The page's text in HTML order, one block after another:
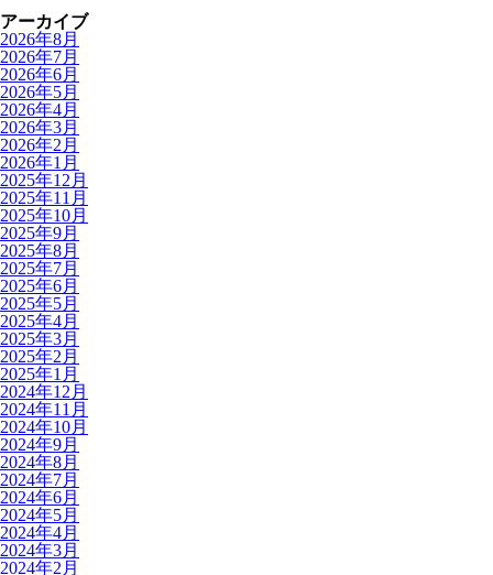
アーカイブ
2026年8月
2026年7月
2026年6月
2026年5月
2026年4月
2026年3月
2026年2月
2026年1月
2025年12月
2025年11月
2025年10月
2025年9月
2025年8月
2025年7月
2025年6月
2025年5月
2025年4月
2025年3月
2025年2月
2025年1月
2024年12月
2024年11月
2024年10月
2024年9月
2024年8月
2024年7月
2024年6月
2024年5月
2024年4月
2024年3月
2024年2月